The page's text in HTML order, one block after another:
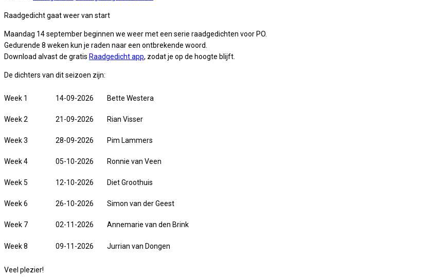
Raadgedicht gaat weer van start
Maandag 14 september beginnen we weer met een serie raadgedichten voor PO.
Gedurende 8 weken kun je raden naar een ontbrekende woord.
Download alvast de gratis Raadgedicht app, zodat je op de hoogte blijft.
De dichters van dit seizoen zijn:
Week 1 14-09-2026 Bette Westera
Week 2 21-09-2026 Rian Visser
Week 3 28-09-2026 Pim Lammers
Week 4 05-10-2026 Ronnie van Veen
Week 5 12-10-2026 Diet Groothuis
Week 6 26-10-2026 Simon van der Geest
Week 7 02-11-2026 Annemarie van den Brink
Week 8 09-11-2026 Jurrian van Dongen
Veel plezier!